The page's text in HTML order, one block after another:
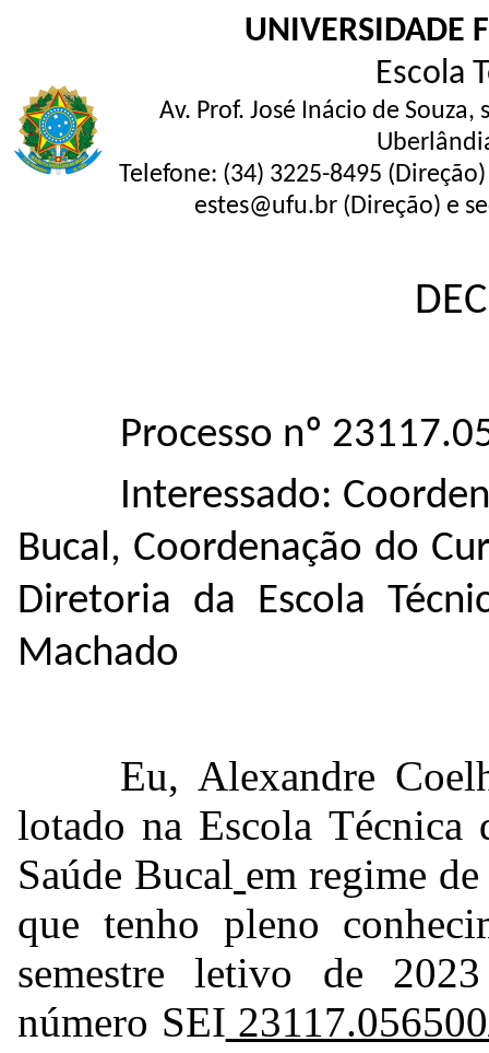
UNIVERSIDADE
Escola
Av. Prof. José Inácio de
Telefone: (34) 3225-8495
estes@ufu.br (Direção) e
Processo nº
Interessado:
Bucal, Coordenação do
Diretoria da Escola
Machado
Eu, Alexandre
lotado na Escola Técnica
Saúde Bucal em regime
que tenho pleno
semestre letivo de
número SEI